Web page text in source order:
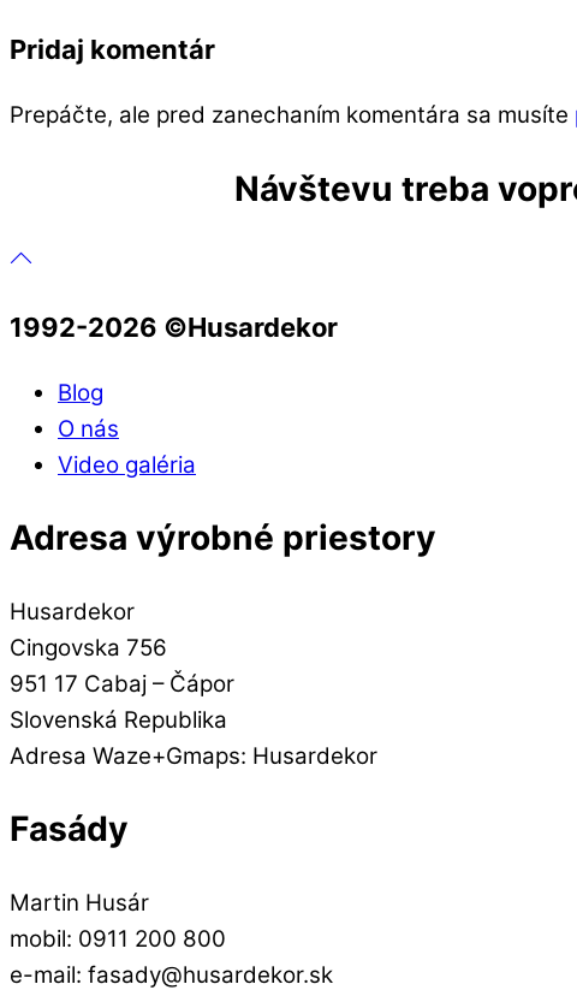
Pridaj komentár
Prepáčte, ale pred zanechaním komentára sa musíte
Návštevu treba
1992-2026 ©️Husardekor
Blog
O nás
Video galéria
Adresa výrobné priestory
Husardekor
Cingovska 756
951 17 Cabaj – Čápor
Slovenská Republika
Adresa Waze+Gmaps: Husardekor
Fasády
Martin Husár
mobil: 0911 200 800
e-mail: fasady@husardekor.sk